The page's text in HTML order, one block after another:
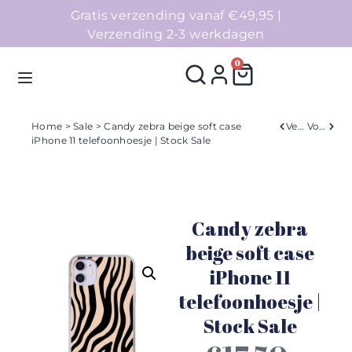
Gratis verzending vanaf €49,95 |
Verzending 2-3 werkdagen
0
Collecties
Home >Sale > Candy zebra beige soft case
iPhone 11 telefoonhoesje | Stock Sale
Verleden Volgend
Candy zebra
beige soft case
iPhone 11
telefoonhoesje |
Stock Sale